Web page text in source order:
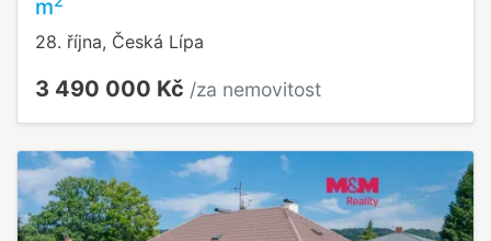
m
28. října, Česká Lípa
3 490 000 Kč /za nemovitost